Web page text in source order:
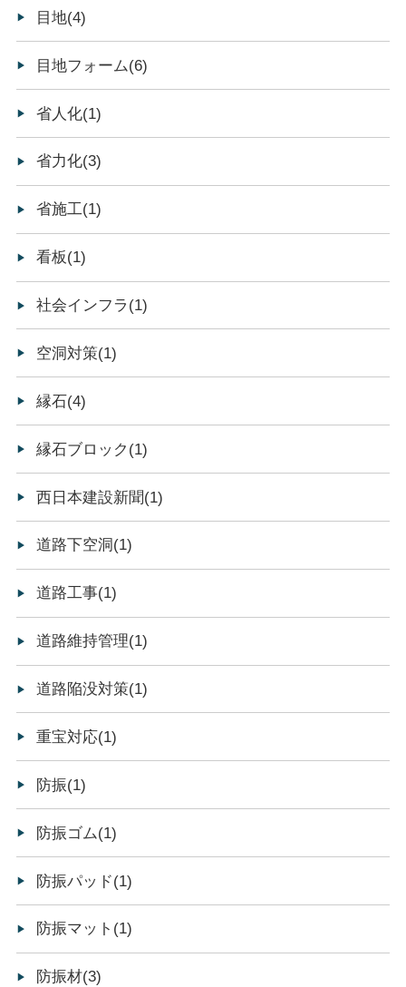
目地(4)
目地フォーム(6)
省人化(1)
省力化(3)
省施工(1)
看板(1)
社会インフラ(1)
空洞対策(1)
縁石(4)
縁石ブロック(1)
西日本建設新聞(1)
道路下空洞(1)
道路工事(1)
道路維持管理(1)
道路陥没対策(1)
重宝対応(1)
防振(1)
防振ゴム(1)
防振パッド(1)
防振マット(1)
防振材(3)